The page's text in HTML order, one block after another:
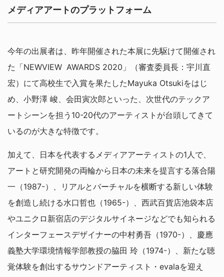
メディアアートのプラットフォーム
今年の出展者は、昨年開催された本展に先駆けて開催され
た「NEWVIEW AWARDS 2020」（審査委員長：宇川直
宏）にて高校生で入賞を果たしたMayuka Otsukiをはじ
め、小野澤 峻、会田寅次郎といった、次世代のテックア
ートシーンを担う10-20代のアーティストが台頭してきて
いるのが大きな特徴です。
加えて、日本を代表するメディアアーティストの1人で、
アートと研究開発の両輪から日本の未来を提言する落合陽
一（1987-）、リアルとバーチャルを横断する新しい体験
を創造し続ける水口哲也（1965-）、西武百貨店池袋本店
やユニクロ新宿店のデジタルサイネージなどでも知られる
インターフェースデザイナーの中村勇吾（1970-）、慶應
義塾大学環境情報学部教授の脇田 玲（1974-）、新たな聴
覚体験を創出するサウンドアーティスト・evalaを迎え